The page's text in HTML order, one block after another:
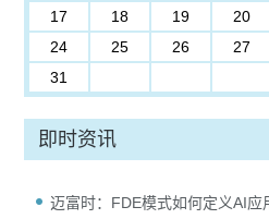
17
18 19 20
24
25 26 27
31
即时资讯
迈富时：FDE模式如何定义AI应